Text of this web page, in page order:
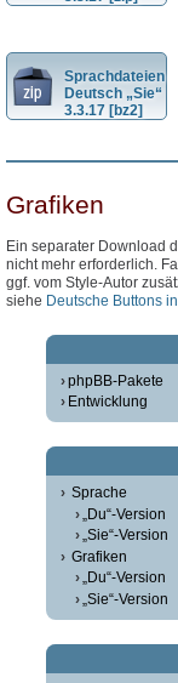
Sprachdateien
Deutsch „Sie“
3.3.17 [bz2]
Grafiken
Ein separater Download
nicht mehr erforderlich.
ggf. vom Style-Autor
siehe Deutsche Buttons
phpBB-Pakete
Entwicklung
Sprache
„Du“-Version
„Sie“-Version
Grafiken
„Du“-Version
„Sie“-Version